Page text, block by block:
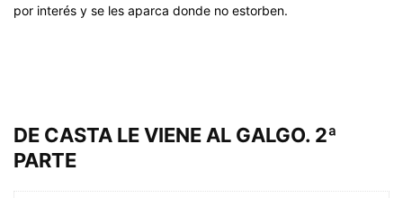
por interés y se les aparca donde no estorben.
DE CASTA LE VIENE AL GALGO. 2ª
PARTE